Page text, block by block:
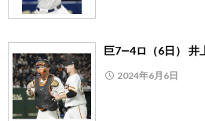
巨7―4ロ（6日） 井
2024年6月6日